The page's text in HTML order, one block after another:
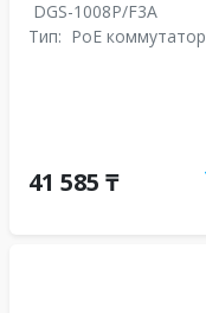
DGS-1008P/F3A
Тип: PoE коммутатор
41 585 ₸